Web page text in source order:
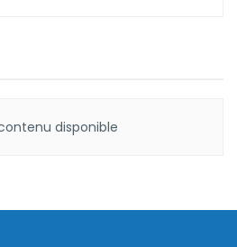
disponible